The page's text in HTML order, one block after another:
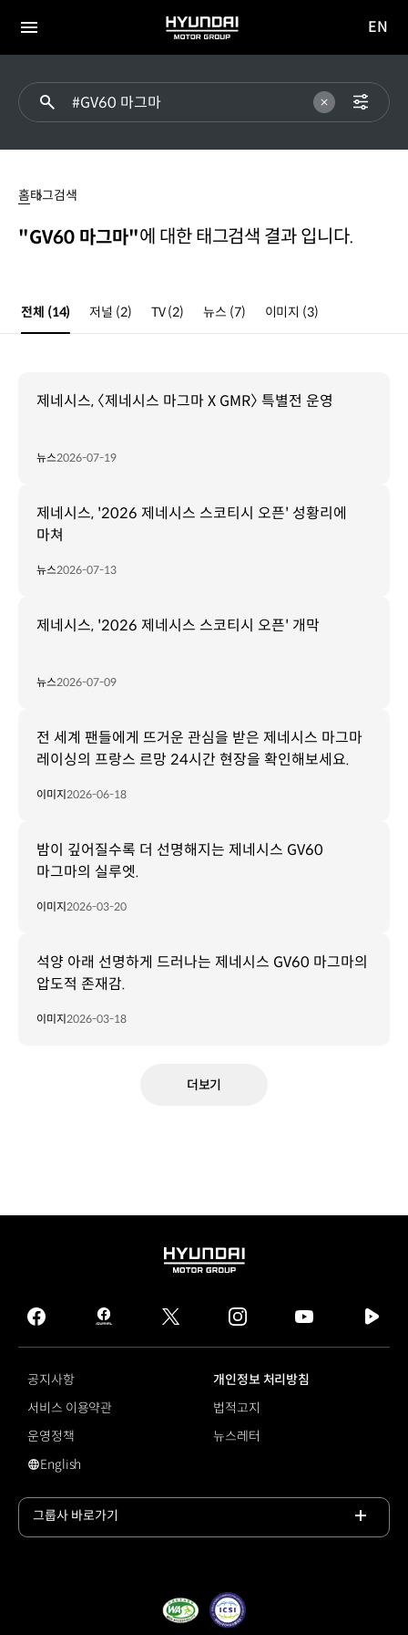
전체
HYUNDAI
MOTOR
이동
EN
홈태그검색
"GV60 마그마"에 대한 태그검색 결과 입니다.
전체 (14) 저널 (2) TV(2) 뉴스 (7) 이미지 (3)
제네시스, 〈제네시스 마그마 X GMR〉 특별전 운영
뉴스2026-07-19
제네시스, '2026 제네시스 스코티시 오픈' 성황리에
마쳐
뉴스2026-07-13
제네시스, '2026 제네시스 스코티시 오픈' 개막
뉴스2026-07-09
전 세계 팬들에게 뜨거운 관심을 받은 제네시스 마그마
레이싱의 프랑스 르망 24시간 현장을 확인해보세요.
이미지2026-06-18
밤이 깊어질수록 더 선명해지는 제네시스 GV60
마그마의 실루엣.
이미지2026-03-20
석양 아래 선명하게 드러나는 제네시스 GV60 마그마의
압도적 존재감.
이미지2026-03-18
더보기
HYUNDAI
GROUP
facebook
hmg
journal
twitter instagram
tv
공지사항
개인정보 처리방침
서비스 이용약관
법적고지
운영정책
뉴스레터
#GV60 마그마
English
그룹사 바로가기